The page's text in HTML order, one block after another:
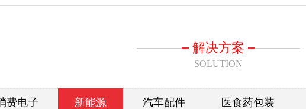
解决方案
SOLUTION
费电子 新能源 汽车配件 医食药包装